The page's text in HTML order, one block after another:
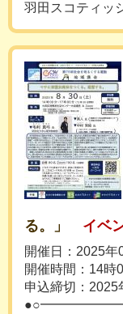
羽田スコティッ
る。」
イベ
開催日：2025年
開催時間：14時
申込締切：2025